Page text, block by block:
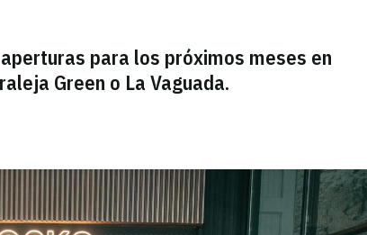
para los próximos meses en
Green o La Vaguada.